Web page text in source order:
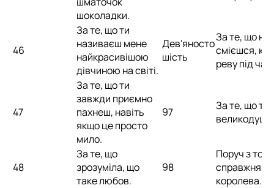
шоколадки.
46
За те, що ти
називаєш мене
найкрасивішою
дівчиною на світі.
Дев'яносто
шість
За те, що не
смієшся,
реву під
47
За те, що ти
завжди приємно
пахнеш, навіть
якщо це просто
мило.
97
За те, що ти
48
За те, що
зрозуміла, що
таке любов.
98
Поруч з
справжня
королева.